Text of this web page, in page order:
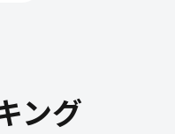
ング